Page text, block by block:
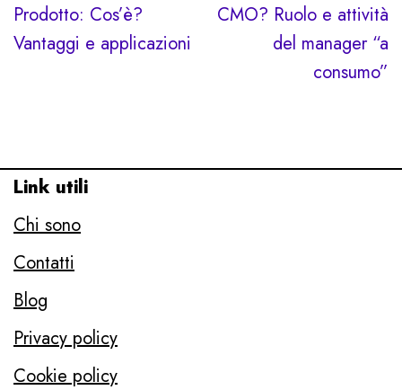
Prodotto: Cos’è?
Vantaggi e applicazioni
CMO? Ruolo e attività
del manager “a
consumo”
Link utili
Chi sono
Contatti
Blog
Privacy policy
Cookie policy